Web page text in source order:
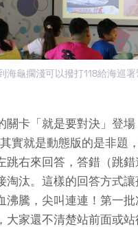
海龜擱淺可以撥打118給海巡署
關卡「就是要對決」登場
實就是動態版的是非題
跳右來回答，答錯（跳錯
淘汰。這樣的回答方式讓
沸騰，尖叫連連！第一批
大家還不清楚站前面或站